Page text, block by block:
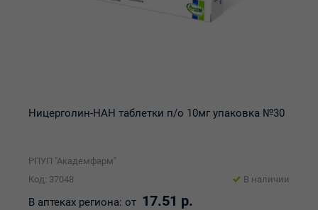
Ницерголин-НАН таблетки п/о 10мг упаковка №30
РПУП "Академфарм"
Код: 37048
В наличии
В аптеках региона: от 17.51 р.